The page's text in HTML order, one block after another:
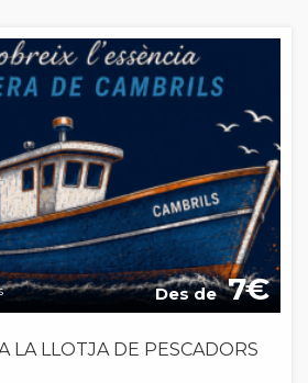
Des de 7
LA LLOTJA DE PESCADORS